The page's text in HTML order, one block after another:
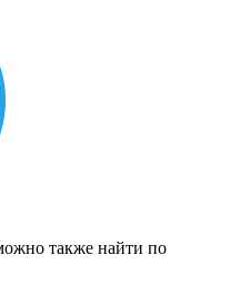
также найти по